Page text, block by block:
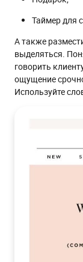
Таймер для
А также
выделяться.
говорить
ощущение
Используйте